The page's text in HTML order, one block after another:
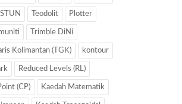
Teodolit Plotter
Trimble DiNi
Kolimantan (TGK) kontour
Reduced Levels (RL)
(CP) Kaedah Matematik